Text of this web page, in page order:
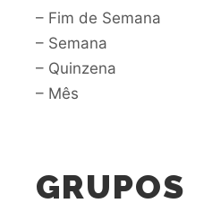
– Fim de Semana
– Semana
– Quinzena
– Mês
GRUPOS